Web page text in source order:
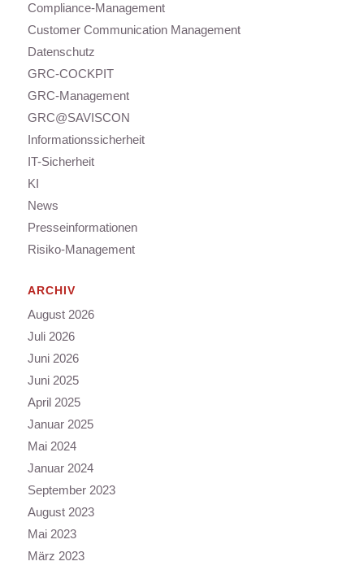
Compliance-Management
Customer Communication Management
Datenschutz
GRC-COCKPIT
GRC-Management
GRC@SAVISCON
Informationssicherheit
IT-Sicherheit
KI
News
Presseinformationen
Risiko-Management
ARCHIV
August 2026
Juli 2026
Juni 2026
Juni 2025
April 2025
Januar 2025
Mai 2024
Januar 2024
September 2023
August 2023
Mai 2023
März 2023